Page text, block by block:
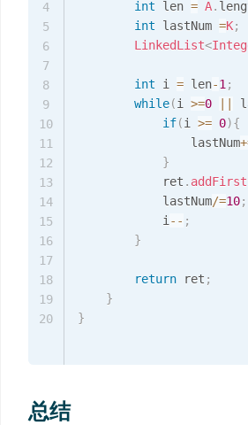
int len = A.
int lastNum =K;
LinkedList<
int i = len-1 ;
while(i >=0
if(i >= 0){
                lastNum
}
            ret
. addFirst
            lastNum
/=10;
            i
-- ;
}
return ret ;
}
}
4
5
6
7
8
9
10
11
12
13
14
15
16
17
18
19
20
总结